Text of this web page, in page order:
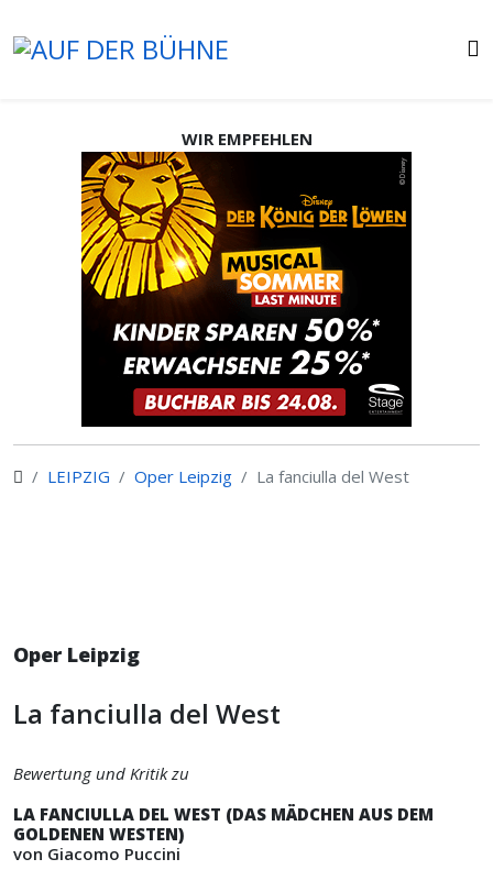
WIR EMPFEHLEN
LEIPZIG Oper Leipzig La fanciulla del West
Oper Leipzig
La fanciulla del West
Bewertung und Kritik zu
LA FANCIULLA DEL WEST (DAS MÄDCHEN AUS DEM
GOLDENEN WESTEN)
von Giacomo Puccini